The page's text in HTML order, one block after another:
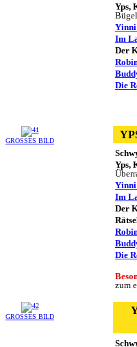
Yps,
Yinni
Im
Der
Die
GROSSES BILD
Yps,
Yinni
Im
Der
Die
zum
GROSSES BILD